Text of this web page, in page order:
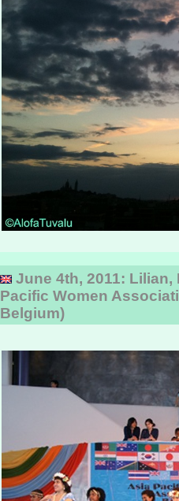
June 4th, 2011: Lilian,
Pacific Women
Belgium)